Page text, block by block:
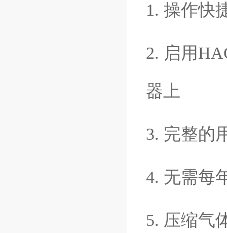
1. 操作快
2. 启用
器上
3. 完整的
4. 无需每
5. 压缩气